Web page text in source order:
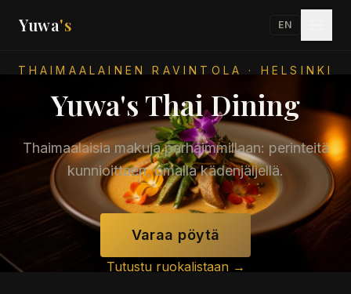
Yuwa's EN
THAIMAALAINEN RAVINTOLA · HELSINKI
Yuwa's Thai Dining
Thaimaalaisia makuja parhaimmillaan: perinteitä
kunnioittaen, omalla kädenjäljellä.
Varaa pöytä
Tutustu ruokalistaan →